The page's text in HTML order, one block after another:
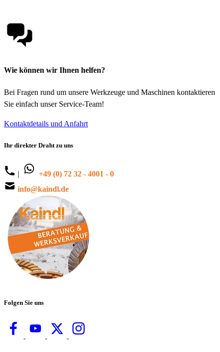
Wie können wir Ihnen helfen?
Bei Fragen rund um unsere Werkzeuge und Maschinen kontaktieren
Sie einfach unser Service-Team!
Kontaktdetails und Anfahrt
Ihr direkter Draht zu uns
|
+49 (0) 72 32 - 4001 - 0
info@kaindl.de
Folgen Sie uns